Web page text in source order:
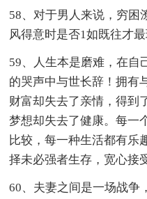
58、对于男人来说，穷困
风得意时是否1如既往才最
59、人生本是磨难，在自
的哭声中与世长辞！拥有
财富却失去了亲情，得到
梦想却失去了健康。每一
比较，每一种生活都有乐
择未必强者生存，宽心接
60、夫妻之间是一场战争